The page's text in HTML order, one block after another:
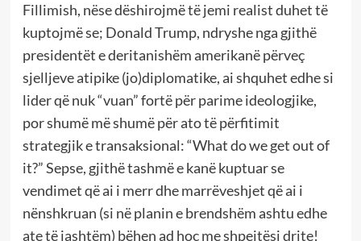
Fillimish, nëse dëshirojmë të jemi realist duhet të
kuptojmë se; Donald Trump, ndryshe nga gjithë
presidentët e deritanishëm amerikanë përveç
sjelljeve atipike (jo)diplomatike, ai shquhet edhe si
lider që nuk “vuan” fortë për parime ideologjike,
por shumë më shumë për ato të përfitimit
strategjik e transaksional: “What do we get out of
it?” Sepse, gjithë tashmë e kanë kuptuar se
vendimet që ai i merr dhe marrëveshjet që ai i
nënshkruan (si në planin e brendshëm ashtu edhe
ate të jashtëm) bëhen ad hoc me shpejtësi drite!